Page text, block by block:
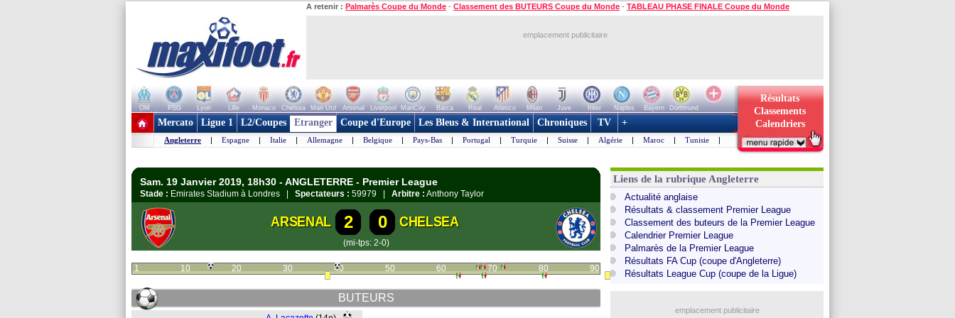
A retenir : Palmarès Coupe du Monde - Classement des BUTEURS Coupe du Monde - TABLEAU PHASE FINALE Coupe du Monde
emplacement publicitaire
OM PSG Lyon Lille Monaco Chelsea Man Utd Arsenal Liverpool ManCity Barca Real Atletico Milan Juve Inter Naples Bayern
Dortmund
+ de clubs
Résultats
Classements
Calendriers
Mercato Ligue 1 L2/Coupes Etranger Coupe d'Europe Les Bleus & International Chroniques TV +
Angleterre | Espagne | Italie | Allemagne | Belgique | Pays-Bas | Portugal | Turquie | Suisse | Algérie | Maroc | Tunisie |
Sam. 19 Janvier 2019, 18h30 - ANGLETERRE - Premier League
Stade : Emirates Stadium à Londres | Spectateurs : 59979 | Arbitre : Anthony Taylor
ARSENAL 2 0 CHELSEA
(mi-tps: 2-0)
1 10 20 30 40 50 60 70 80 90
BUTEURS
Liens de la rubrique Angleterre
Actualité anglaise
Résultats & classement Premier League
Classement des buteurs de la Premier League
Calendrier Premier League
Palmarès de la Premier League
Résultats FA Cup (coupe d'Angleterre)
Résultats League Cup (coupe de la Ligue)
emplacement publicitaire